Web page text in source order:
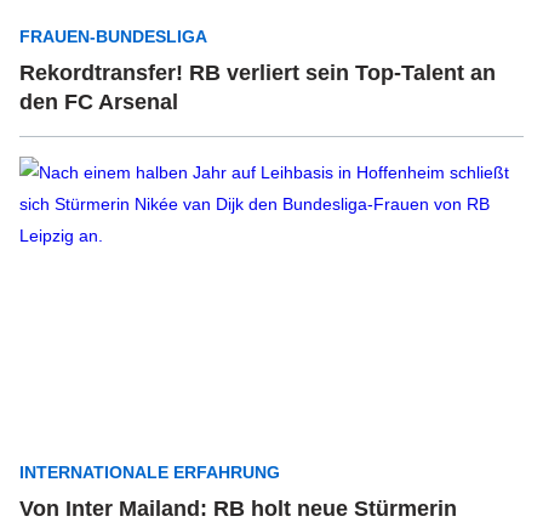
FRAUEN-BUNDESLIGA
Rekordtransfer! RB verliert sein Top-Talent an
den FC Arsenal
INTERNATIONALE ERFAHRUNG
Von Inter Mailand: RB holt neue Stürmerin